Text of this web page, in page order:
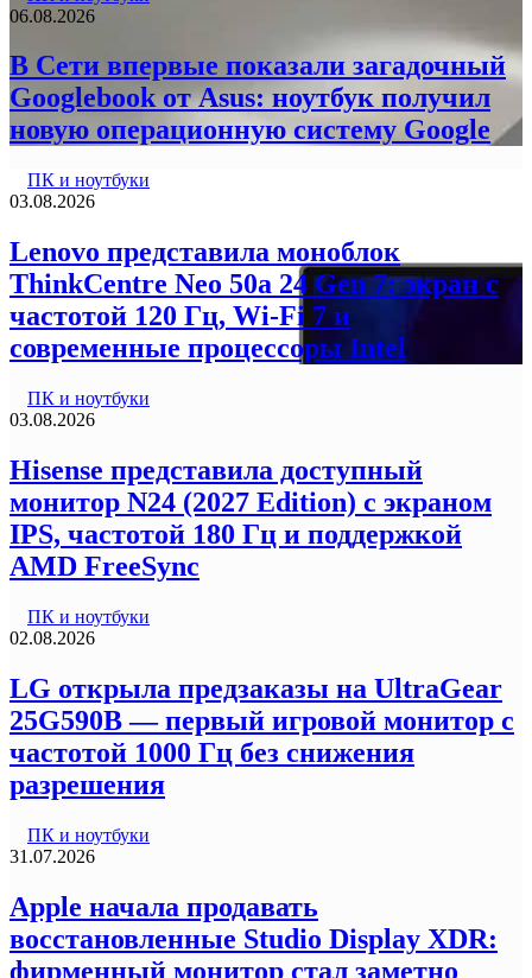
06.08.2026
В Сети впервые показали загадочный
Googlebook от Asus: ноутбук получил
новую операционную систему Google
ПК и ноутбуки
03.08.2026
Lenovo представила моноблок
ThinkCentre Neo 50a 24 Gen 7: экран с
частотой 120 Гц, Wi-Fi 7 и
современные процессоры Intel
ПК и ноутбуки
03.08.2026
Hisense представила доступный
монитор N24 (2027 Edition) с экраном
IPS, частотой 180 Гц и поддержкой
AMD FreeSync
ПК и ноутбуки
02.08.2026
LG открыла предзаказы на UltraGear
25G590B — первый игровой монитор с
частотой 1000 Гц без снижения
разрешения
ПК и ноутбуки
31.07.2026
Apple начала продавать
восстановленные Studio Display XDR:
фирменный монитор стал заметно